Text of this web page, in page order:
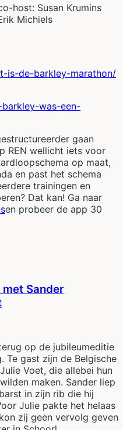
host: Susan Krumins
Michiels
is-de-barkley-marathon/
was-een-
gaan
REN wellicht iets voor
op maat,
en past het schema
trainingen en
Dat kan! Ga naar
en probeer de app 30
met Sander
op de jubileumeditie
Te gast zijn de Belgische
Voet, die allebei hun
maken. Sander liep
in zijn rib die hij
Julie pakte het helaas
zij geen vervolg geven